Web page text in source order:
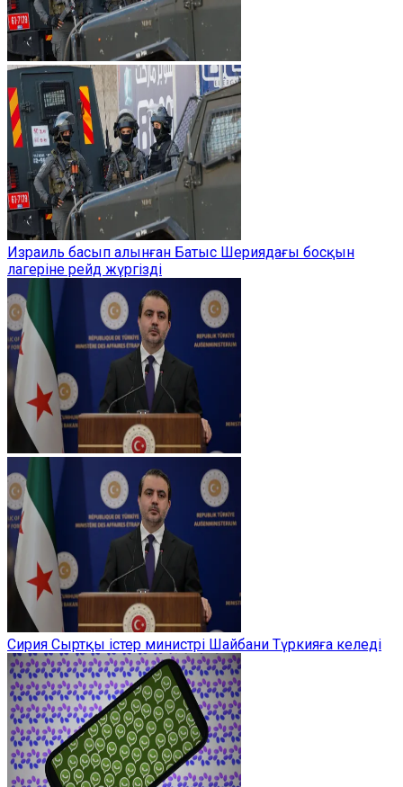
Израиль басып алынған Батыс Шериядағы босқын
лагеріне рейд жүргізді
Сирия Сыртқы істер министрі Шайбани Түркияға келеді